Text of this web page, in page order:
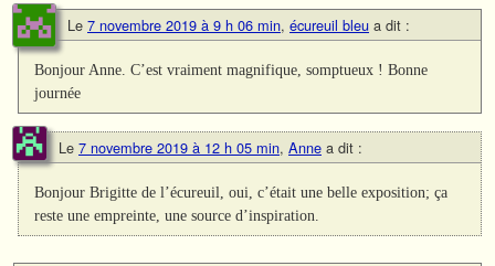
Le 7 novembre 2019 à 9 h 06 min, écureuil bleu a dit :
Bonjour Anne. C’est vraiment magnifique, somptueux ! Bonne
journée
Le 7 novembre 2019 à 12 h 05 min, Anne a dit :
Bonjour Brigitte de l’écureuil, oui, c’était une belle exposition; ça
reste une empreinte, une source d’inspiration.